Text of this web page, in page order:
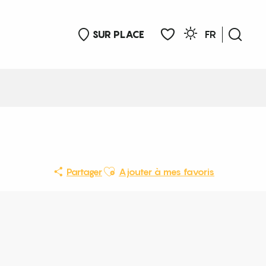
SUR PLACE
FR
PartagerAjouter aux favoris
Ajouter à mes favoris